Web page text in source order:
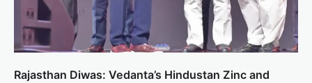
Rajasthan Diwas: Vedanta’s Hindustan Zinc and